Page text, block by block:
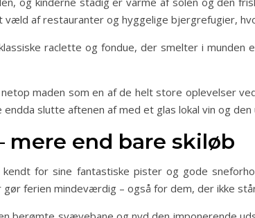
væld af restauranter og hyggelige bjergrefugier,
raclette og fondue, der smelter i
maden som en af de helt store oplevelser
slutte aftenen af med et glas lokal vin og
mere end bare skiløb
kendt for sine fantastiske pister og gode
ferien mindeværdig – også for dem, der ikke